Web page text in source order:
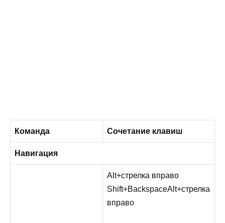
Команда Сочетание клавиш
Навигация
Alt+стрелка вправо
Shift+BackspaceAlt+стрелка
вправо